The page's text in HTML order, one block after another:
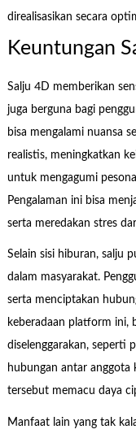
direalisasikan secara
Keuntungan
Salju 4D memberikan
juga berguna bagi
bisa mengalami nuansa
realistis, meningkatkan
untuk mengagumi
Pengalaman ini bisa
serta meredakan stres
Selain sisi hiburan, salju
dalam masyarakat.
serta menciptakan
keberadaan platform ini,
diselenggarakan, seperti
hubungan antar anggota
tersebut memacu daya
Manfaat lain yang tak